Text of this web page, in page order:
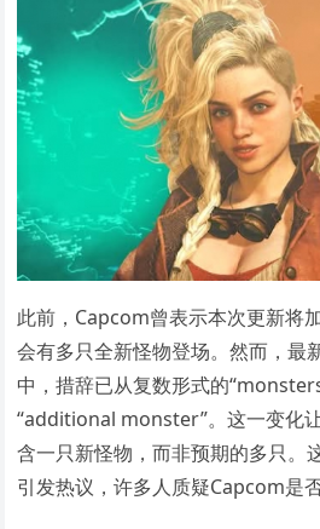
此前，Capcom曾表示本次更新将
会有多只全新怪物登场。然而，最
中，措辞已从复数形式的
“additional monster”。这一变化
含一只新怪物，而非预期的多只。
引发热议，许多人质疑Capcom是